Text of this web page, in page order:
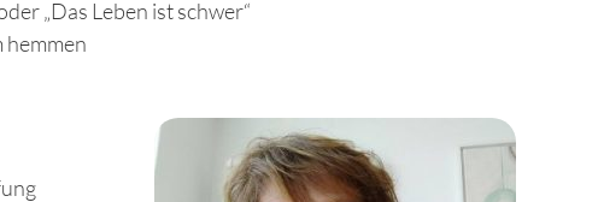
„Das Leben ist schwer“
hemmen